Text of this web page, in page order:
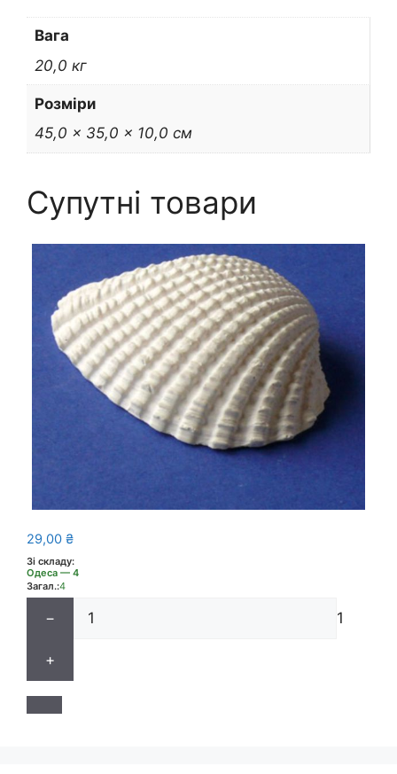
Вага
20,0 кг
Розміри
45,0 × 35,0 × 10,0 см
Супутні товари
29,00 ₴
Зі складу:
Одеса — 4
Загал.:4
− 1
+